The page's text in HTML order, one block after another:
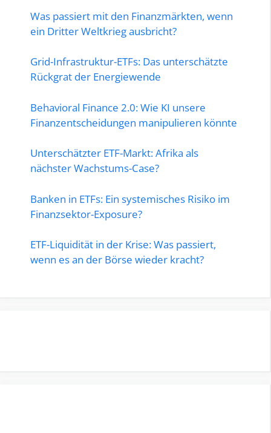
Was passiert mit den Finanzmärkten, wenn
ein Dritter Weltkrieg ausbricht?
Grid-Infrastruktur-ETFs: Das unterschätzte
Rückgrat der Energiewende
Behavioral Finance 2.0: Wie KI unsere
Finanzentscheidungen manipulieren könnte
Unterschätzter ETF-Markt: Afrika als
nächster Wachstums-Case?
Banken in ETFs: Ein systemisches Risiko im
Finanzsektor-Exposure?
ETF-Liquidität in der Krise: Was passiert,
wenn es an der Börse wieder kracht?